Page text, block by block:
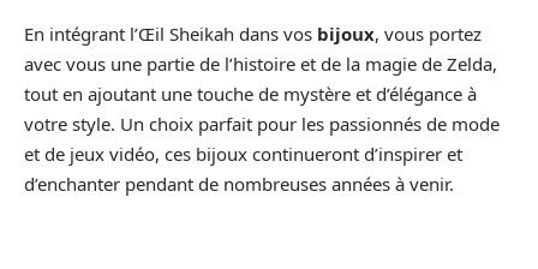
En intégrant l’Œil Sheikah dans vos bijoux, vous portez
avec vous une partie de l’histoire et de la magie de Zelda,
tout en ajoutant une touche de mystère et d’élégance à
votre style. Un choix parfait pour les passionnés de mode
et de jeux vidéo, ces bijoux continueront d’inspirer et
d’enchanter pendant de nombreuses années à venir.